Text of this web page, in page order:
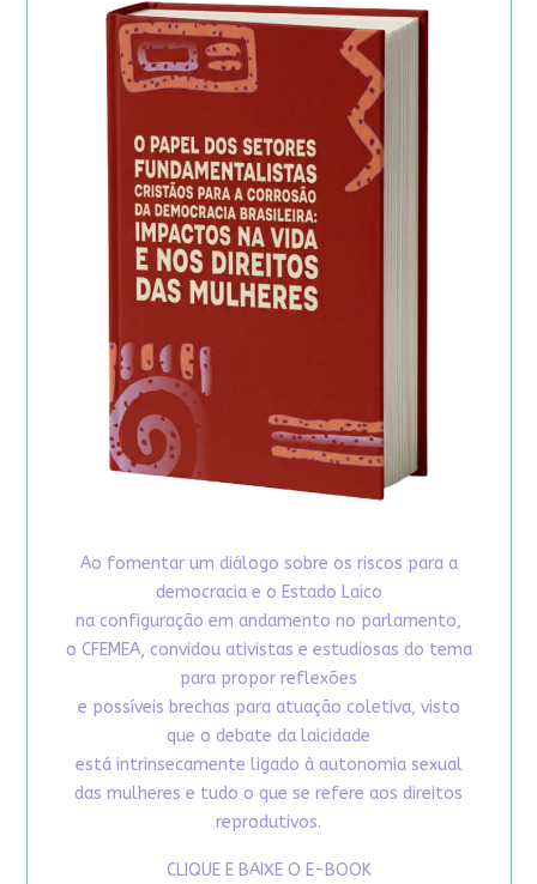
Ao fomentar um diálogo sobre os riscos para a
democracia e o Estado Laico
na configuração em andamento no parlamento,
o CFEMEA, convidou ativistas e estudiosas do tema
para propor reflexões
e possíveis brechas para atuação coletiva, visto
que o debate da laicidade
está intrinsecamente ligado à autonomia sexual
das mulheres e tudo o que se refere aos direitos
reprodutivos.
CLIQUE E BAIXE O E-BOOK